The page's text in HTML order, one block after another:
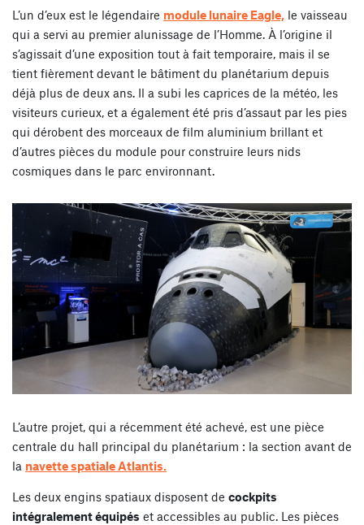
L’un d’eux est le légendaire module lunaire Eagle, le vaisseau
qui a servi au premier alunissage de l’Homme. À l’origine il
s’agissait d’une exposition tout à fait temporaire, mais il se
tient fièrement devant le bâtiment du planétarium depuis
déjà plus de deux ans. Il a subi les caprices de la météo, les
visiteurs curieux, et a également été pris d’assaut par les pies
qui dérobent des morceaux de film aluminium brillant et
d’autres pièces du module pour construire leurs nids
cosmiques dans le parc environnant.
L’autre projet, qui a récemment été achevé, est une pièce
centrale du hall principal du planétarium : la section avant de
la navette spatiale Atlantis.
Les deux engins spatiaux disposent de cockpits
intégralement équipés et accessibles au public. Les pièces